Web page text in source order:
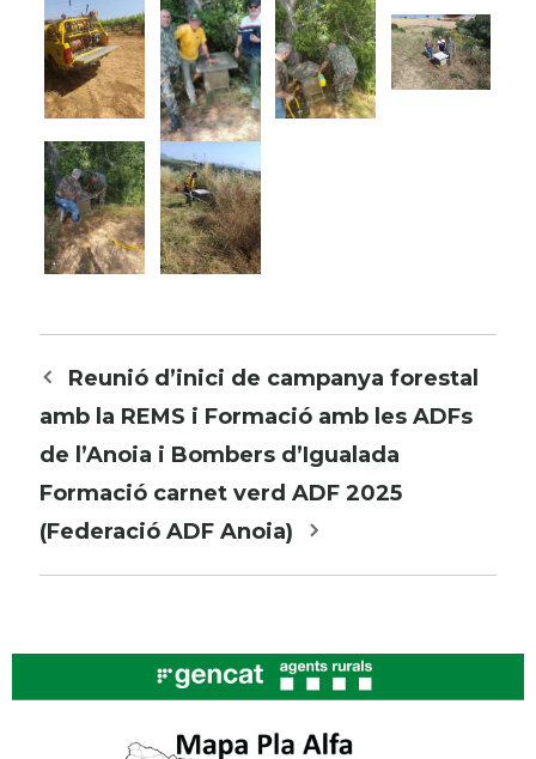
Navegació
per
entrades
Reunió d’inici de campanya forestal
amb la REMS i Formació amb les ADFs
de l’Anoia i Bombers d’Igualada
Formació carnet verd ADF 2025
(Federació ADF Anoia)